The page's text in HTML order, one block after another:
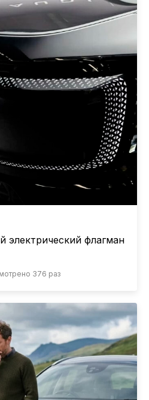
электрический флагман
376 раз